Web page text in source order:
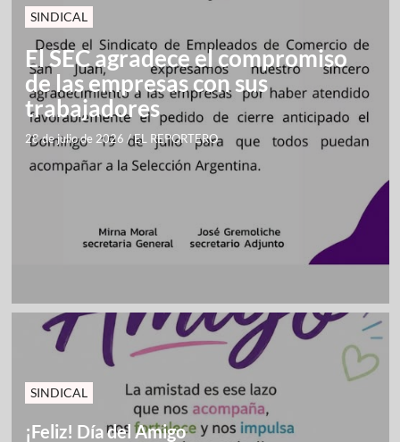
SINDICAL
El SEC agradece el compromiso
de las empresas con sus
trabajadores
28 de julio de 2026 /EL REPORTERO
SINDICAL
¡Feliz! Día del Amigo